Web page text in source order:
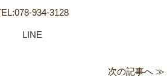
934-3128
LINE
次の記事へ ≫